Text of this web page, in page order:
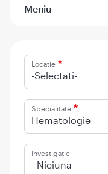
Meniu
Locatie
-Selectati-
Specialitate
Hematologie
Investigatie
- Niciuna -